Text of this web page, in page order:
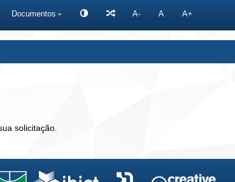
Documentos A- A A+
solicitação.